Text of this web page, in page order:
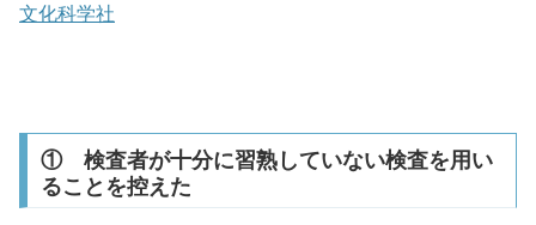
文化科学社
① 検査者が十分に習熟していない検査を用い
ることを控えた